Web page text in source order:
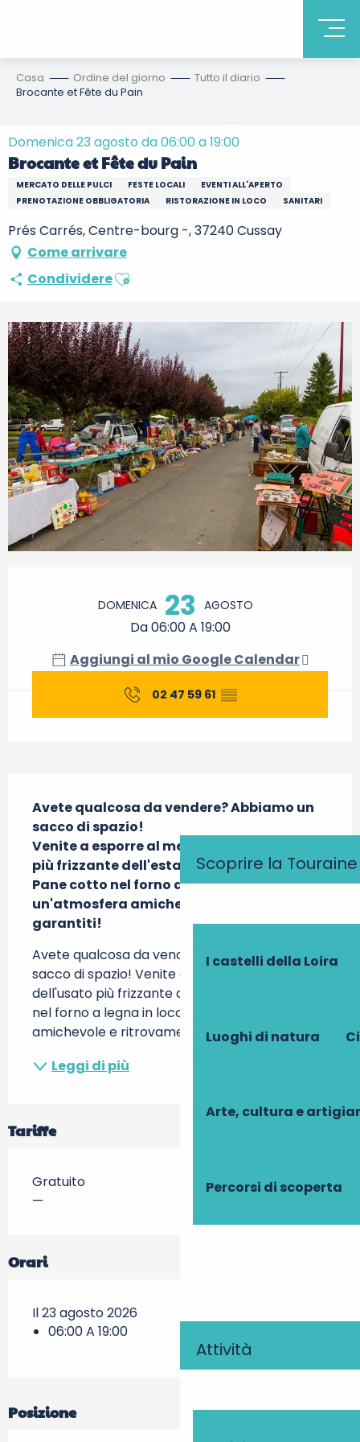
Scoprire la Touraine
I castelli della Loira
Luoghi di natura
Arte, cultura e
Percorsi di scoperta
Attività
Casa Ordine del giorno
Tutto il diario
Brocante et Fête du Pain
Domenica 23 agosto da 06:00 a 19:00
Brocante et Fête du Pain
MERCATO DELLE PULCI FESTE LOCALI
EVENTI ALL'APERTO
PRENOTAZIONE OBBLIGATORIA
RISTORAZIONE IN LOCO SANITARI
Prés Carrés, Centre-bourg -, 37240 Cussay
Come arrivare
CondividereAjouter aux favoris
DOMENICA 23 AGOSTO
Da 06:00 A 19:00
Aggiungi al mio Google Calendar
02 47 59 61 ▒▒
Avete qualcosa da vendere? Abbiamo un
sacco di spazio!
Venite a esporre al mercatino dell'usato
più frizzante dell'estate!
Pane cotto nel forno a legna in loco,
un'atmosfera amichevole e ritrovamenti
garantiti!
Avete qualcosa da vendere? Abbiamo un
sacco di spazio! Venite a esporre al mercatino
dell'usato più frizzante dell'estate! Pane cotto
nel forno a legna in loco, un'atmosfera
amichevole e ritrovamenti garantiti!
Leggi di più
Tariffe
Gratuito
—
Orari
Il 23 agosto 2026
06:00 A 19:00
Posizione